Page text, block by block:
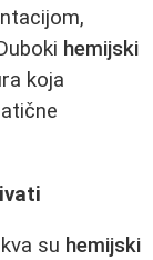
hemijski
koja
su hemijski